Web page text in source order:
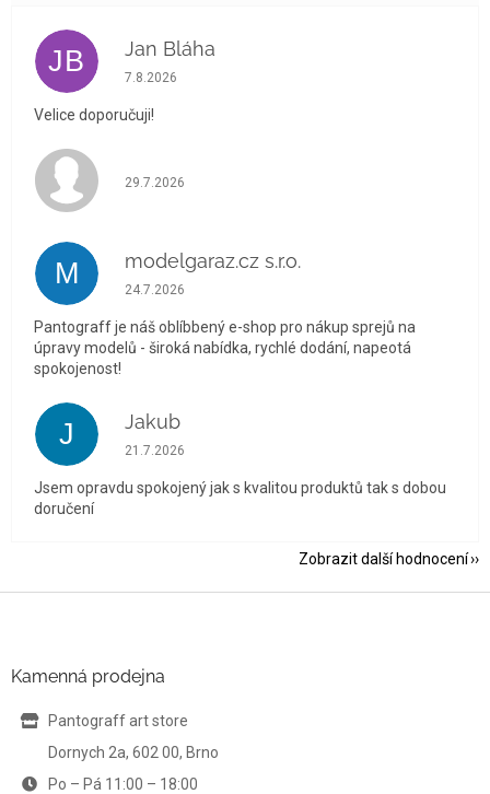
JB Jan Bláha
Hodnocení obchodu je 5 z 5 hvězdiček.
7.8.2026
Velice doporučuji!
Hodnocení obchodu je 5 z 5 hvězdiček.
29.7.2026
M modelgaraz.cz s.r.o.
Hodnocení obchodu je 5 z 5 hvězdiček.
24.7.2026
Pantograff je náš oblíbbený e-shop pro nákup sprejů na
úpravy modelů - široká nabídka, rychlé dodání, napeotá
spokojenost!
J Jakub
Hodnocení obchodu je 5 z 5 hvězdiček.
21.7.2026
Jsem opravdu spokojený jak s kvalitou produktů tak s dobou
doručení
Zobrazit další hodnocení
Kamenná prodejna
Pantograff art store
Dornych 2a, 602 00, Brno
Po – Pá 11:00 – 18:00